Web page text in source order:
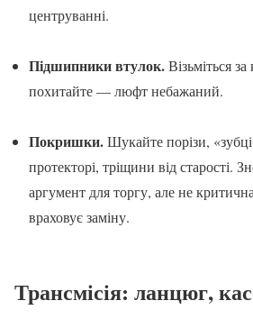
центруванні.
Підшипники втулок.Візьміться за
похитайте — люфт небажаний.
Покришки.Шукайте порізи,
протекторі, тріщини від старості.
аргумент для торгу, але не
враховує заміну.
Трансмісія: ланцюг,